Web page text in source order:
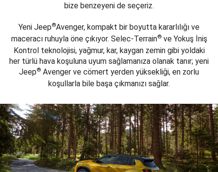
bize benzeyeni de seçeriz.
Yeni Jeep®Avenger, kompakt bir boyutta kararlılığı ve
maceracı ruhuyla öne çıkıyor. Selec-Terrain®ve Yokuş İniş
Kontrol teknolojisi, yağmur, kar, kaygan zemin gibi yoldaki
her türlü hava koşuluna uyum sağlamanıza olanak tanır; yeni
Jeep® Avenger ve cömert yerden yüksekliği, en zorlu
koşullarla bile başa çıkmanızı sağlar.